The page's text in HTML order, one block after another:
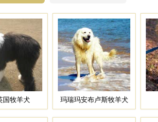
国牧羊犬 玛瑞玛安布卢斯牧羊犬